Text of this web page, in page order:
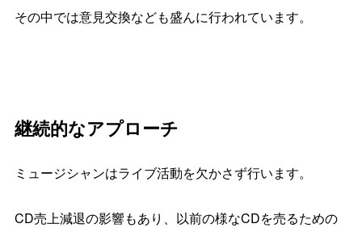
その中では意見交換なども盛んに行われています。
継続的なアプローチ
ミュージシャンはライブ活動を欠かさず行います。
CD売上減退の影響もあり、以前の様なCDを売るための